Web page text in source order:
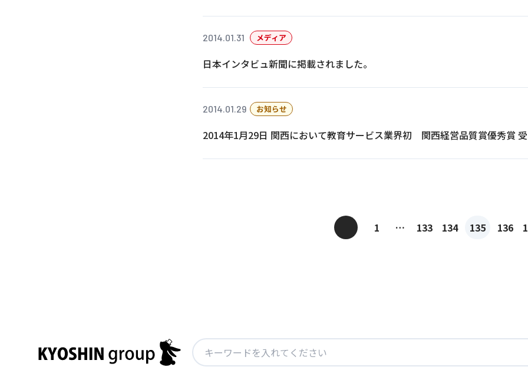
2014.01.31 メディア
日本インタビュ新聞に掲載されました。
2014.01.29 お知らせ
2014年1月29日 関西において教育サービス業界初 関西経営品質賞優秀賞
ョ
ン
1 … 133 134 135 136
検
索: